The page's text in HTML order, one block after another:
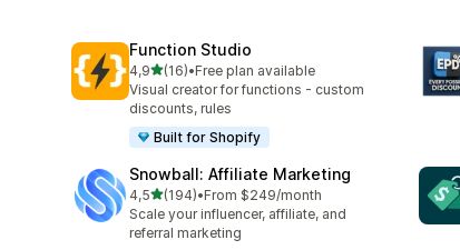
Function Studio
4,9av 5 stjerner
(16)
Totalt 16 omtaler
•Free plan available
Visual creator for functions - custom
discounts, rules
Built for Shopify
Snowball: Affiliate Marketing
4,5av 5 stjerner
(194)
Totalt 194 omtaler
•From $249/month
Scale your influencer, affiliate, and
referral marketing